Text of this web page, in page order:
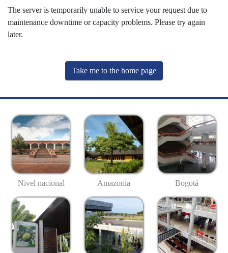
The server is temporarily unable to service your request due to
maintenance downtime or capacity problems. Please try again
later.
Take me to the home page
Nivel nacional Amazonía Bogotá